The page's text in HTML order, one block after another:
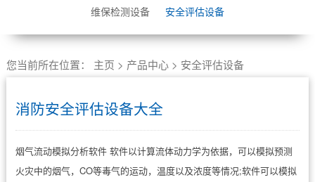
维保检测设备 安全评估设备
您当前所在位置： 主页 > 产品中心> 安全评估设备
消防安全评估设备大全
烟气流动模拟分析软件 软件以计算流体动力学为依据，可以模拟预测
火灾中的烟气，CO等毒气的运动，温度以及浓度等情况;软件可以模拟